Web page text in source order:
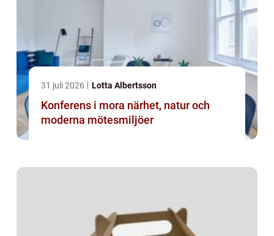
31 juli 2026 Lotta Albertsson
Konferens i mora närhet, natur och
moderna mötesmiljöer